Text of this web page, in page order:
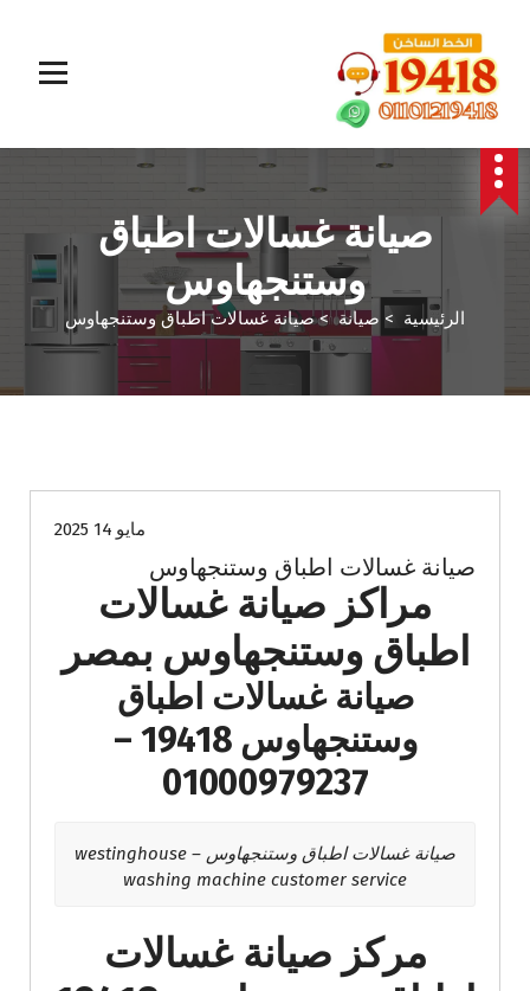
البوتاجازات، الثلاجات وغيرها داخل القاهرة والجيزة وجميع المحافظات. اتصل بنا الآن!
صيانة غسالات اطباق
وستنجهاوس
الرئيسية> صيانة>صيانة غسالات اطباق وستنجهاوس
مايو 14 2025
صيانة غسالات اطباق وستنجهاوس
مراكز صيانة غسالات
اطباق وستنجهاوس بمصر
صيانة غسالات اطباق
وستنجهاوس 19418 –
01000979237
صيانة غسالات اطباق وستنجهاوس – westinghouse
washing machine customer service
مركز صيانة غسالات